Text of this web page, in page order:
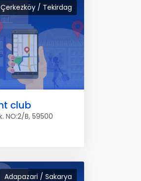
Çerkezköy / Tekirdag
club
NO:2/B, 59500
Adapazari / Sakarya